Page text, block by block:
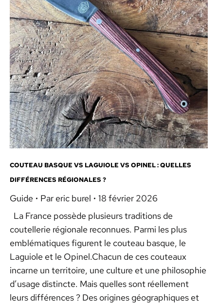
COUTEAU BASQUE VS LAGUIOLE VS OPINEL : QUELLES
DIFFÉRENCES RÉGIONALES ?
Guide Par eric burel
18 février 2026
La France possède plusieurs traditions de
coutellerie régionale reconnues. Parmi les plus
emblématiques figurent le couteau basque, le
Laguiole et le Opinel.Chacun de ces couteaux
incarne un territoire, une culture et une philosophie
d’usage distincte. Mais quelles sont réellement
leurs différences ? Des origines géographiques et